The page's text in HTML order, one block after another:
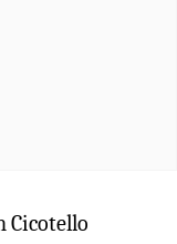
Cicotello